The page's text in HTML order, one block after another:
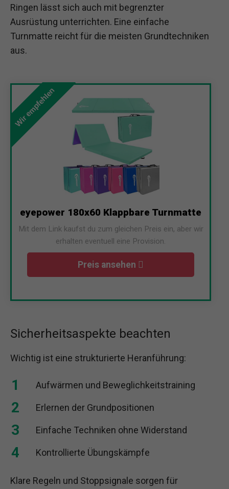
Ringen lässt sich auch mit begrenzter
Ausrüstung unterrichten. Eine einfache
Turnmatte reicht für die meisten Grundtechniken
aus.
Wir empfehlen
eyepower 180x60 Klappbare Turnmatte
Mit dem Link kaufst du zum gleichen Preis ein, aber wir
erhalten eventuell eine Provision.
Preis ansehen
Sicherheitsaspekte beachten
Wichtig ist eine strukturierte Heranführung:
Aufwärmen und Beweglichkeitstraining
Erlernen der Grundpositionen
Einfache Techniken ohne Widerstand
Kontrollierte Übungskämpfe
Klare Regeln und Stoppsignale sorgen für